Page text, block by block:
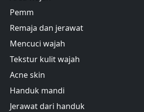
Pemm
Remaja dan jerawat
Mencuci wajah
Tekstur kulit wajah
Acne skin
Handuk mandi
Jerawat dari handuk